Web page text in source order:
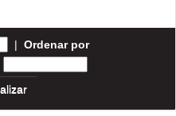
| Ordenar por